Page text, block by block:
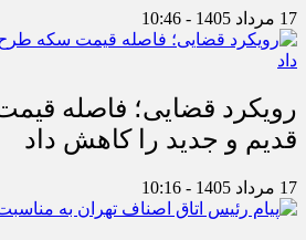
17 مرداد 1405 - 10:46
رویکرد قضایی؛ فاصله
قدیم و جدید را کاهش داد
17 مرداد 1405 - 10:16